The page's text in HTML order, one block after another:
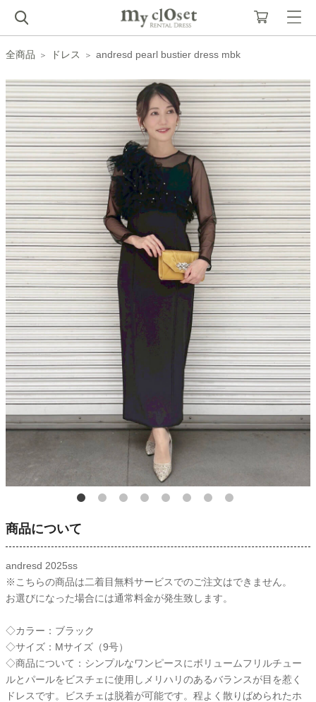
全商品 ドレス andresd pearl bustier dress mbk
商品について
andresd 2025ss
※こちらの商品は二着目無料サービスでのご注文はできません。
お選びになった場合には通常料金が発生致します。
◇カラー：ブラック
◇サイズ：Mサイズ（9号）
◇商品について：シンプルなワンピースにボリュームフリルチュー
ルとパールをビスチェに使用しメリハリのあるバランスが目を惹く
ドレスです。ビスチェは脱着が可能です。程よく散りばめられたホ